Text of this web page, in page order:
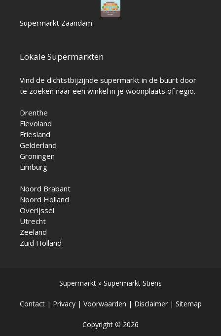
Supermarkt Zaandam
Lokale Supermarkten
Vind de dichtstbijzijnde supermarkt in de buurt door
te zoeken naar een winkel in je woonplaats of regio.
Drenthe
Flevoland
Friesland
Gelderland
Groningen
Limburg
Noord Brabant
Noord Holland
Overijssel
Utrecht
Zeeland
Zuid Holland
Supermarkt » Supermarkt Stiens
Contact| Privacy| Voorwaarden | Disclaimer| Sitemap
Copyright © 2026